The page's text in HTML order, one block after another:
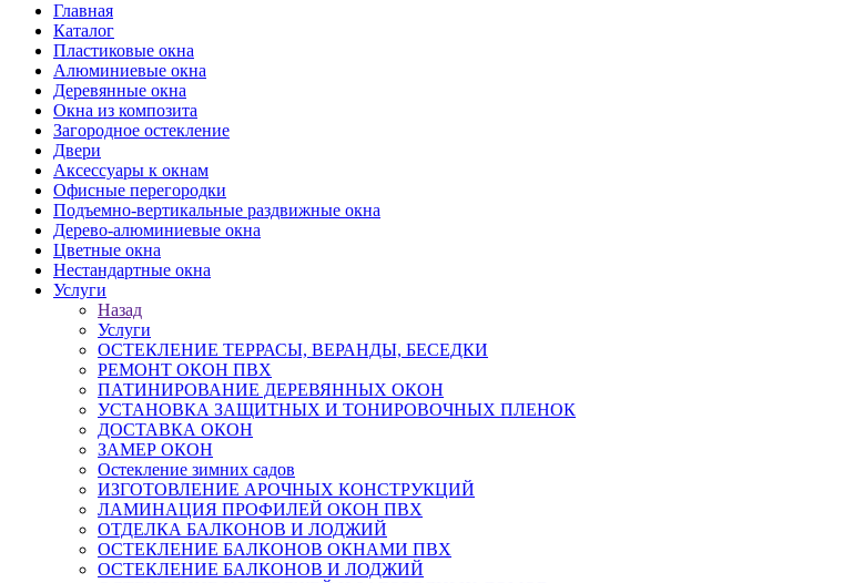
Главная
Каталог
Пластиковые окна
Алюминиевые окна
Деревянные окна
Окна из композита
Загородное остекление
Двери
Аксессуары к окнам
Офисные перегородки
Подъемно-вертикальные раздвижные окна
Дерево-алюминиевые окна
Цветные окна
Нестандартные окна
Услуги
Назад
Услуги
ОСТЕКЛЕНИЕ ТЕРРАСЫ, ВЕРАНДЫ, БЕСЕДКИ
РЕМОНТ ОКОН ПВХ
ПАТИНИРОВАНИЕ ДЕРЕВЯННЫХ ОКОН
УСТАНОВКА ЗАЩИТНЫХ И ТОНИРОВОЧНЫХ ПЛЕНОК
ДОСТАВКА ОКОН
ЗАМЕР ОКОН
Остекление зимних садов
ИЗГОТОВЛЕНИЕ АРОЧНЫХ КОНСТРУКЦИЙ
ЛАМИНАЦИЯ ПРОФИЛЕЙ ОКОН ПВХ
ОТДЕЛКА БАЛКОНОВ И ЛОДЖИЙ
ОСТЕКЛЕНИЕ БАЛКОНОВ ОКНАМИ ПВХ
ОСТЕКЛЕНИЕ БАЛКОНОВ И ЛОДЖИЙ